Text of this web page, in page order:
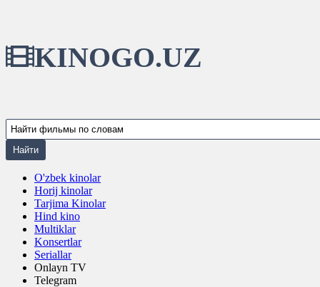
KINOGO.UZ
O'zbek kinolar
Horij kinolar
Tarjima Kinolar
Hind kino
Multiklar
Konsertlar
Seriallar
Onlayn TV
Telegram